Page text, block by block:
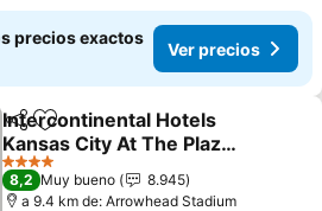
precios exactos
Ver precios
CompartirAgregar a favoritos
Intercontinental Hotels
Kansas City At The Plaza
By Ihg
Ver precios
4 Estrellas
8,2 Muy bueno
8.945
a 9.4 km de: Arrowhead Stadium